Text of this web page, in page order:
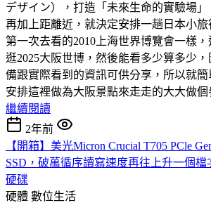
デザイン），打造「未來生命的實驗場」
再加上距離近，就決定安排一趟日本小
第一次去看的2010上海世界博覽會一樣
逛2025大阪世博，然後能看多少算多少
備跟實際看到的資訊可供分享，所以就
安排這裡做為大阪景點來走走的大大做個
繼續閱讀
2年前
【開箱】美光Micron Crucial T705 PCle
SSD，破萬循序讀寫速度再往上升一個
硬碟
硬體 數位生活